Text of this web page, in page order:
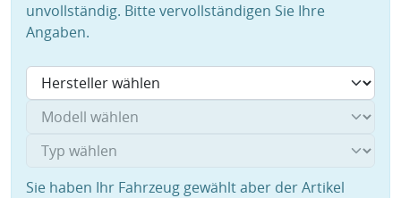
unvollständig. Bitte vervollständigen Sie Ihre
Angaben.
Sie haben Ihr Fahrzeug gewählt aber der Artikel